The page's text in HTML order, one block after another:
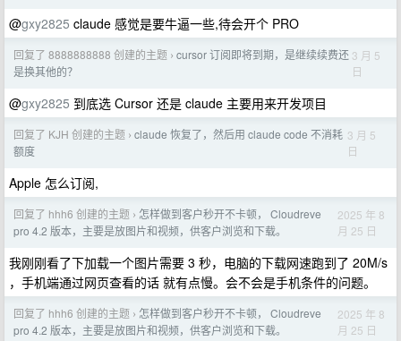
@gxy2825 claude 感觉是要牛逼一些,待会开个 PRO
回复了 8888888888 创建的主题 › cursor 订阅即将到期，是继续续费还
是换其他的？
3 月 5
日
@gxy2825 到底选 Cursor 还是 claude 主要用来开发项目
回复了 KJH 创建的主题 › claude 恢复了，然后用 claude code 不消耗
额度
3 月 5
日
Apple 怎么订阅,
回复了 hhh6 创建的主题 › 怎样做到客户秒开不卡顿， Cloudreve
pro 4.2 版本，主要是放图片和视频，供客户浏览和下载。
2025 年 8
月 25 日
我刚刚看了下加载一个图片需要 3 秒，电脑的下载网速跑到了 20M/s
，手机端通过网页查看的话 就有点慢。会不会是手机条件的问题。
回复了 hhh6 创建的主题 › 怎样做到客户秒开不卡顿， Cloudreve
pro 4.2 版本，主要是放图片和视频，供客户浏览和下载。
2025 年 8
月 25 日